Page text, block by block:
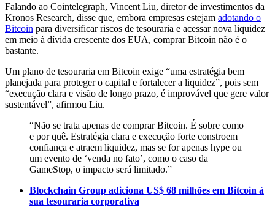
Falando ao Cointelegraph, Vincent Liu, diretor de investimentos da
Kronos Research, disse que, embora empresas estejam adotando o
Bitcoin para diversificar riscos de tesouraria e acessar nova liquidez
em meio à dívida crescente dos EUA, comprar Bitcoin não é o
bastante.
Um plano de tesouraria em Bitcoin exige “uma estratégia bem
planejada para proteger o capital e fortalecer a liquidez”, pois sem
“execução clara e visão de longo prazo, é improvável que gere valor
sustentável”, afirmou Liu.
“Não se trata apenas de comprar Bitcoin. É sobre como
e por quê. Estratégia clara e execução forte constroem
confiança e atraem liquidez, mas se for apenas hype ou
um evento de ‘venda no fato’, como o caso da
GameStop, o impacto será limitado.”
Blockchain Group adiciona US$ 68 milhões em Bitcoin à
sua tesouraria corporativa